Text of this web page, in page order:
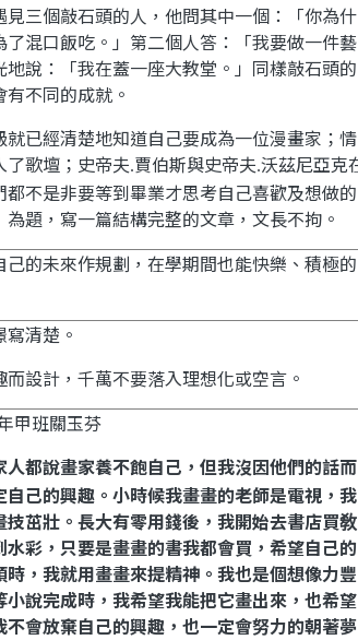
三個敲石頭的人，他問其中一個：「你為什
混口飯吃。」第二個人答：「我要做一件藝
說：「我在蓋一座大教堂。」同樣敲石頭的
不同的成就。
已經清楚地知道自己要成為一位漫畫家；情
了歌壇；史帝夫.賈伯斯與史帝夫.沃茲尼亞克
不是非要等到畢業才思考自己喜歡及想做的
為題，寫一篇結構完整的文章，文長不拘。
的未來作規劃，在學期間也能快樂、積極的
清楚。
設計，千萬不要落入理想化或空言。
甲班關玉芬
都說畫家養不飽自己，但我沒因他們的話而
己的興趣。小時候我畫畫的老師是電視，我
茁壯。長大有零用錢後，我開始去書店買敎
彩，只要是畫畫的書我都會買，希望自己的
，我就用畫畫來提精神。我也是個想像力豐
說完成時，我希望我能把它畫出來，也希望
會放棄自己的興趣，也一定會努力的朝著夢